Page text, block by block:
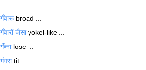
गँवारूbroad ...
गँवारों जैसाyokel-like ...
गँव्नाlose ...
गंगराtit ...